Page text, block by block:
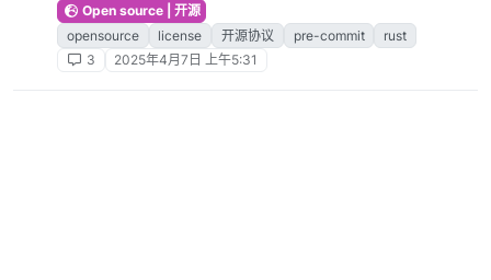
Open source | 开源
opensource
license 开源协议 pre-commit
rust
3
2025年4月7日 上午5:31